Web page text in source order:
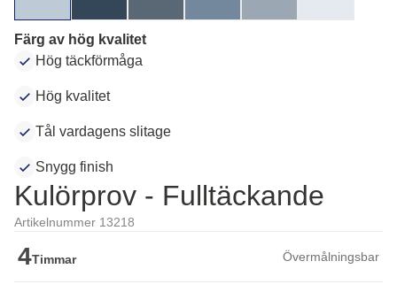
Färg av hög kvalitet
Hög täckförmåga
Hög kvalitet
Tål vardagens slitage
Snygg finish
Kulörprov - Fulltäckande
Artikelnummer 13218
4Timmar Övermålningsbar